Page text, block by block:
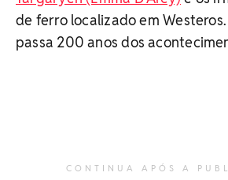
de ferro localizado em
passa 200 anos dos
CONTINUA APÓS A